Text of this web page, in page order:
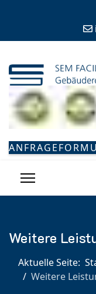
Weitere
Aktuelle Seite:
Weitere